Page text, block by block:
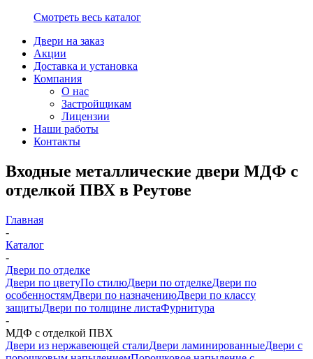
Смотреть весь каталог
Двери на заказ
Акции
Доставка и установка
Компания
О нас
Застройщикам
Лицензии
Наши работы
Контакты
Входные металлические двери МДФ с
отделкой ПВХ в Реутове
Главная
-
Каталог
-
Двери по отделке
Двери по цветуПо стилюДвери по отделкеДвери по
особенностямДвери по назначениюДвери по классу
защитыДвери по толщине листаФурнитура
-
МДФ с отделкой ПВХ
Двери из нержавеющей сталиДвери ламинированныеДвери с